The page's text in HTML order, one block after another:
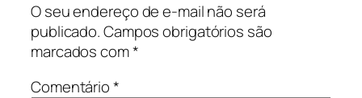
O seu endereço de e-mail não será
publicado.Campos obrigatórios são
marcados com*
Comentário*